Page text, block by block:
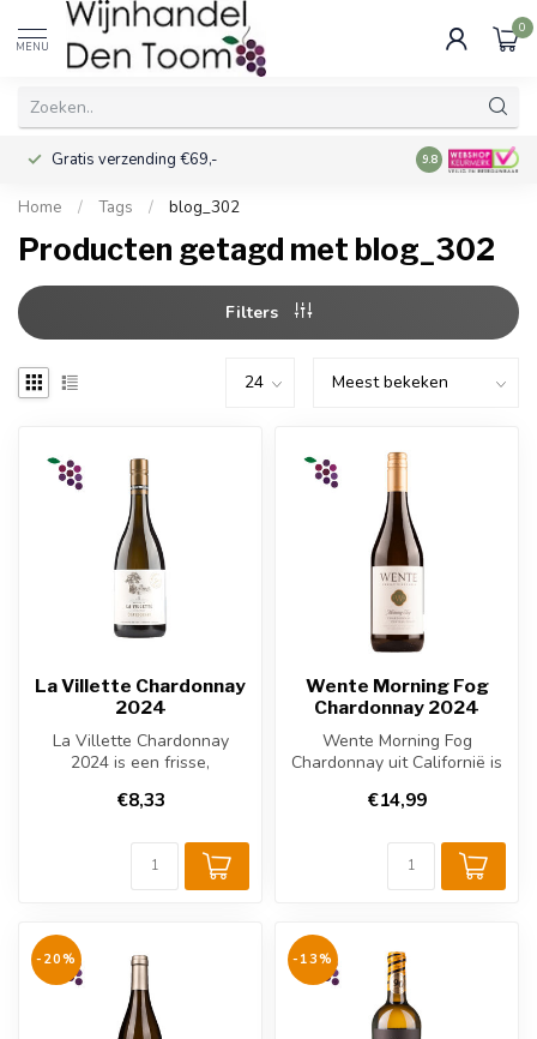
MENU
0
Gratis verzending €69,- Voor 16:00
9.8
Home / Tags / blog_302
Producten getagd met blog_302
Filters
La Villette Chardonnay
2024
La Villette Chardonnay
2024 is een frisse,
wijn uit de...
€8,33
Wente Morning Fog
Chardonnay 2024
Wente Morning Fog
Chardonnay uit Californië is
subtiele h...
€14,99
-20% -13%